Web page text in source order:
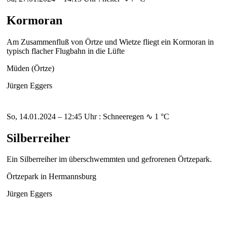
Kormoran
Am Zusammenfluß von Örtze und Wietze fliegt ein Kormoran in
typisch flacher Flugbahn in die Lüfte
Müden (Örtze)
Jürgen Eggers
So, 14.01.2024 – 12:45 Uhr : Schneeregen ∿ 1 °C
Silberreiher
Ein Silberreiher im überschwemmten und gefrorenen Örtzepark.
Örtzepark in Hermannsburg
Jürgen Eggers